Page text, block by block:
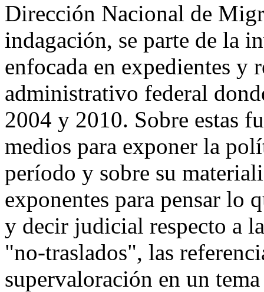
Dirección Nacional de
indagación, se parte de la
enfocada en expedientes y
administrativo federal
2004 y 2010. Sobre estas
medios para exponer la
período y sobre su
exponentes para pensar lo
y decir judicial respecto a
"no-traslados", las
supervaloración en un